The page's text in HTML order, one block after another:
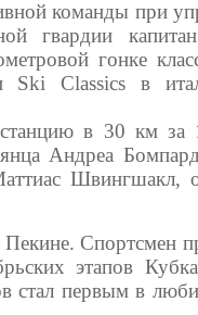
команды при
гвардии
гонке
Ski Classics в
в 30 км за
Андреа
Швингшакл,
Спортсмен
этапов
стал первым в